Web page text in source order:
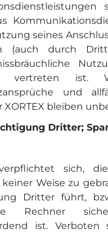
seines
(auch durch
vertreten ist.
und
XORTEX bleiben
Dritter;
sich,
Weise zu
Dritter führt,
Rechner
ist. Verboten